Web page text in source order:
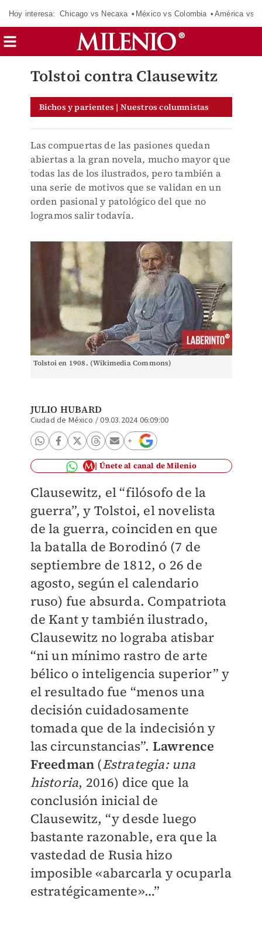
Hoy interesa: Chicago vs Necaxa México vs Colombia América vs
Tolstoi contra Clausewitz
Bichos y parientes | Nuestros columnistas
Las compuertas de las pasiones quedan
abiertas a la gran novela, mucho mayor que
todas las de los ilustrados, pero también a
una serie de motivos que se validan en un
orden pasional y patológico del que no
logramos salir todavía.
Tolstoi en 1908. (Wikimedia Commons)
JULIO HUBARD
Ciudad de México /09.03.2024 06:09:00
Únete al canal de Milenio
Clausewitz, el “filósofo de la
guerra”, y Tolstoi, el novelista
de la guerra, coinciden en que
la batalla de Borodinó (7 de
septiembre de 1812, o 26 de
agosto, según el calendario
ruso) fue absurda. Compatriota
de Kant y también ilustrado,
Clausewitz no lograba atisbar
“ni un mínimo rastro de arte
bélico o inteligencia superior” y
el resultado fue “menos una
decisión cuidadosamente
tomada que de la indecisión y
las circunstancias”. Lawrence
Freedman (Estrategia: una
historia, 2016) dice que la
conclusión inicial de
Clausewitz, “y desde luego
bastante razonable, era que la
vastedad de Rusia hizo
imposible «abarcarla y ocuparla
estratégicamente»…”